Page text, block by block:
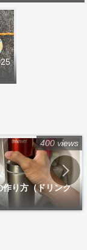
作り方（ドリンク
400 views